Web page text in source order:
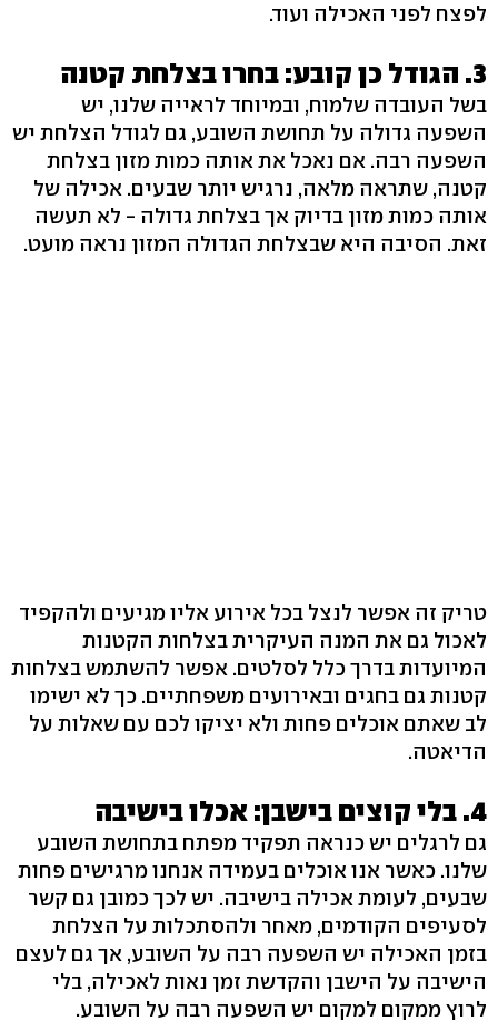
לפצח לפני האכילה ועוד.
3. הגודל כן קובע: בחרו בצלחת קטנה
בשל העובדה שלמוח, ובמיוחד לראייה שלנו, יש
השפעה גדולה על תחושת השובע, גם לגודל הצלחת יש
השפעה רבה. אם נאכל את אותה כמות מזון בצלחת
קטנה, שתראה מלאה, נרגיש יותר שבעים. אכילה של
אותה כמות מזון בדיוק אך בצלחת גדולה - לא תעשה
זאת. הסיבה היא שבצלחת הגדולה המזון נראה מועט.
טריק זה אפשר לנצל בכל אירוע אליו מגיעים ולהקפיד
לאכול גם את המנה העיקרית בצלחות הקטנות
המיועדות בדרך כלל לסלטים. אפשר להשתמש בצלחות
קטנות גם בחגים ובאירועים משפחתיים. כך לא ישימו
לב שאתם אוכלים פחות ולא יציקו לכם עם שאלות על
הדיאטה.
4. בלי קוצים בישבן: אכלו בישיבה
גם לרגלים יש כנראה תפקיד מפתח בתחושת השובע
שלנו. כאשר אנו אוכלים בעמידה אנחנו מרגישים פחות
שבעים, לעומת אכילה בישיבה. יש לכך כמובן גם קשר
לסעיפים הקודמים, מאחר ולהסתכלות על הצלחת
בזמן האכילה יש השפעה רבה על השובע, אך גם לעצם
הישיבה על הישבן והקדשת זמן נאות לאכילה, בלי
לרוץ ממקום למקום יש השפעה רבה על השובע.